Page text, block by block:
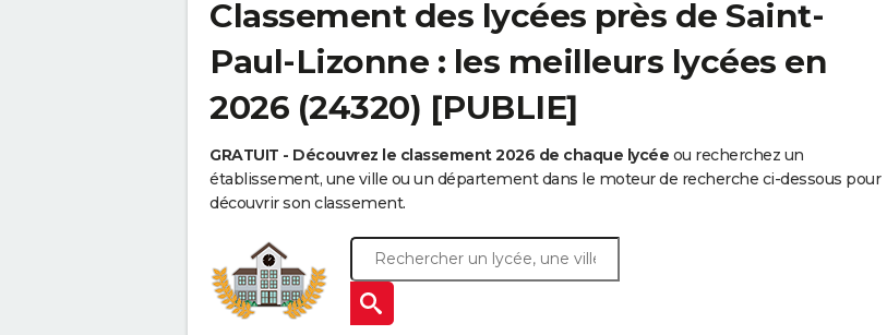
Classement des lycées près de Saint-
Paul-Lizonne : les meilleurs lycées en
2026 (24320) [PUBLIE]
GRATUIT - Découvrez le classement 2026 de chaque lycée ou recherchez un
établissement, une ville ou un département dans le moteur de recherche ci-dessous pour
découvrir son classement.